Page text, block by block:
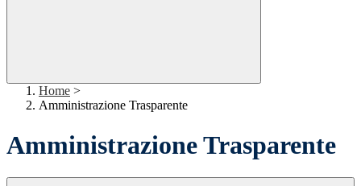
Home >
Amministrazione Trasparente
Amministrazione Trasparente